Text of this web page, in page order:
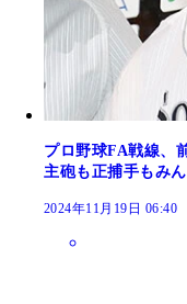
プロ野球FA戦線、
主砲も正捕手もみ
2024年11月19日 06:40